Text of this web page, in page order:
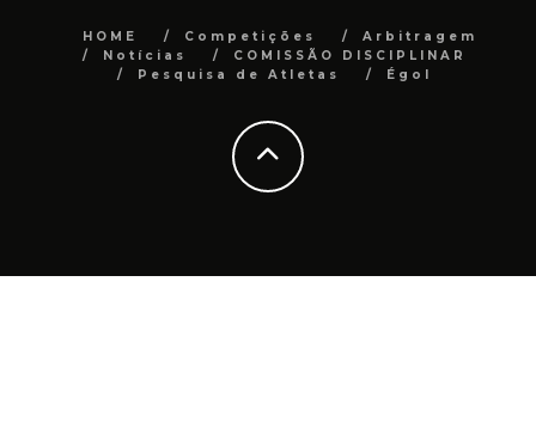
HOME Competições
Arbitragem
Notícias
COMISSÃO DISCIPLINAR
Pesquisa de Atletas
Égol